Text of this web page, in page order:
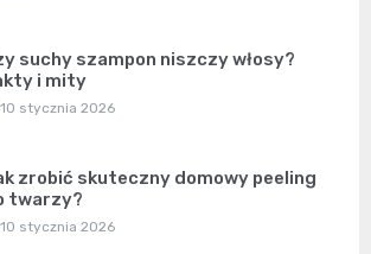
suchy szampon niszczy włosy?
i mity
10 stycznia 2026
zrobić skuteczny domowy peeling
twarzy?
10 stycznia 2026